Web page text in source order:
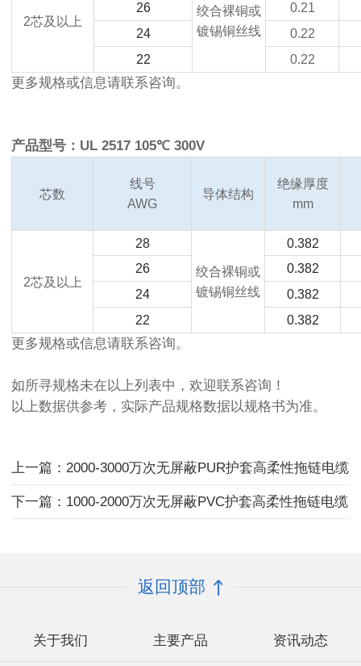
2芯及以上
绞合裸铜或
镀锡铜丝线
26
0.21
24
0.22
22
0.22
更多规格或信息请联系咨询。
产品型号：UL 2517 105℃ 300V
芯数
线号
AWG
导体结构
绝缘厚度
mm
2芯及以上
28
绞合裸铜或
镀锡铜丝线
0.382
26
0.382
24
0.382
22
0.382
更多规格或信息请联系咨询。
如所寻规格未在以上列表中，欢迎联系咨询！
以上数据供参考，实际产品规格数据以规格书为准。
上一篇：2000-3000万次无屏蔽PUR护套高柔性拖链电缆
下一篇：1000-2000万次无屏蔽PVC护套高柔性拖链电缆
返回顶部
关于我们 主要产品 资讯动态